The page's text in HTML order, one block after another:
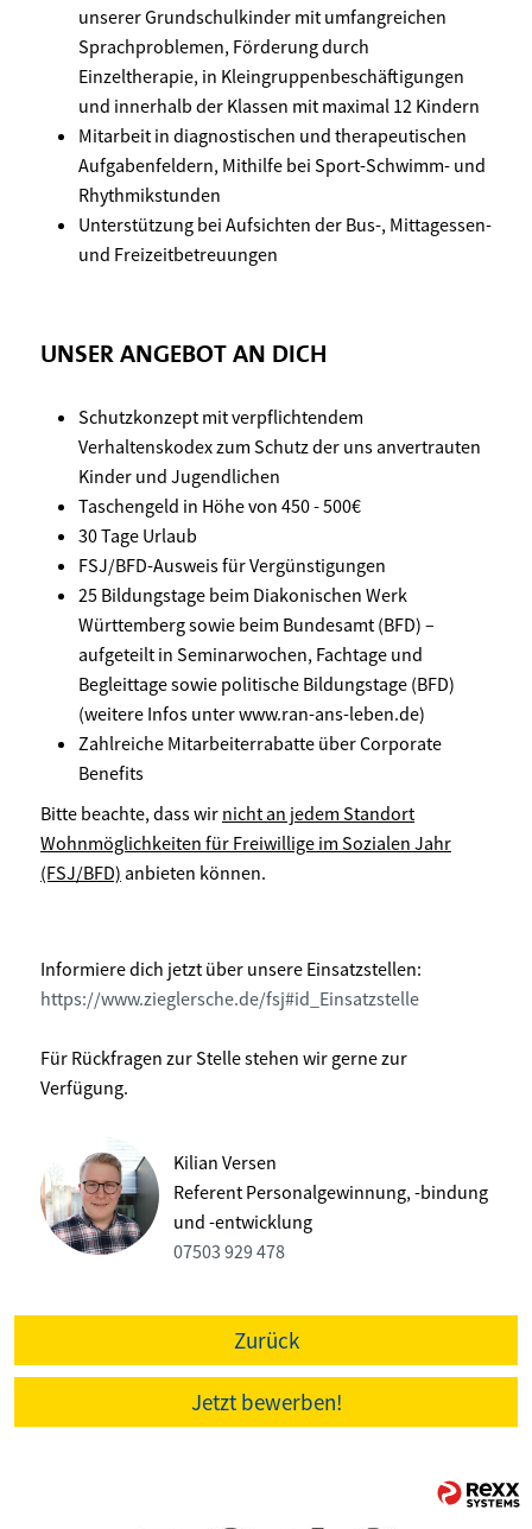
unserer Grundschulkinder mit umfangreichen
Sprachproblemen, Förderung durch
Einzeltherapie, in Kleingruppenbeschäftigungen
und innerhalb der Klassen mit maximal 12 Kindern
Mitarbeit in diagnostischen und therapeutischen
Aufgabenfeldern, Mithilfe bei Sport-Schwimm- und
Rhythmikstunden
Unterstützung bei Aufsichten der Bus-, Mittagessen-
und Freizeitbetreuungen
UNSER ANGEBOT AN DICH
Schutzkonzept mit verpflichtendem
Verhaltenskodex zum Schutz der uns anvertrauten
Kinder und Jugendlichen
Taschengeld in Höhe von 450 - 500€
30 Tage Urlaub
FSJ/BFD-Ausweis für Vergünstigungen
25 Bildungstage beim Diakonischen Werk
Württemberg sowie beim Bundesamt (BFD) –
aufgeteilt in Seminarwochen, Fachtage und
Begleittage sowie politische Bildungstage (BFD)
(weitere Infos unter www.ran-ans-leben.de)
Zahlreiche Mitarbeiterrabatte über Corporate
Benefits
Bitte beachte, dass wir nicht an jedem Standort
Wohnmöglichkeiten für Freiwillige im Sozialen Jahr
(FSJ/BFD) anbieten können.
Informiere dich jetzt über unsere Einsatzstellen:
https://www.zieglersche.de/fsj#id_Einsatzstelle
Für Rückfragen zur Stelle stehen wir gerne zur
Verfügung.
Kilian Versen
Referent Personalgewinnung, -bindung
und -entwicklung
07503 929 478
Zurück
Jetzt bewerben!